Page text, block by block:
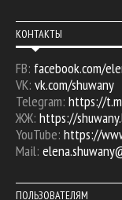
КОНТАКТЫ
FB: facebook.com/
VK: vk.com/shuwany
Telegram: https://
ЖЖ: https://
YouTube: https://
Mail:
ПОЛЬЗОВАТЕЛЯМ